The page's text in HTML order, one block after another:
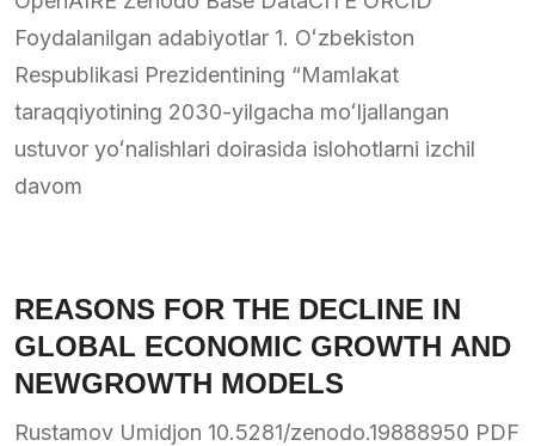
Foydalanilgan adabiyotlar 1. Oʻzbekiston
Respublikasi Prezidentining “Mamlakat
taraqqiyotining 2030-yilgacha moʻljallangan
ustuvor yoʻnalishlari doirasida islohotlarni izchil
davom
REASONS FOR THE DECLINE IN
GLOBAL ECONOMIC GROWTH AND
NEWGROWTH MODELS
Rustamov Umidjon 10.5281/zenodo.19888950 PDF